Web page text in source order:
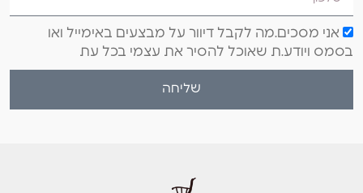
אני מסכים.מה לקבל דיוור על מבצעים באימייל ואו
בסמס ויודע.ת שאוכל להסיר את עצמי בכל עת
שליחה